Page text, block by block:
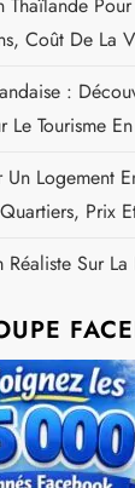
Coût De La
:
Le Tourisme
Un Logement
Prix
Réaliste Sur